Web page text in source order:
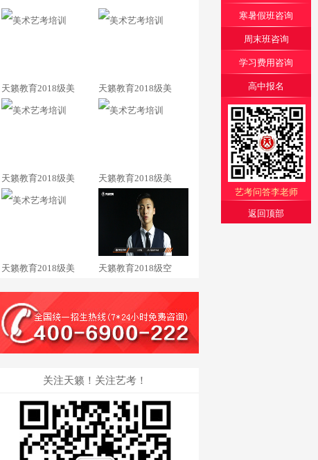
天籁教育2018级美 天籁教育2018级美
天籁教育2018级美 天籁教育2018级美
天籁教育2018级美 天籁教育2018级空
关注天籁！关注艺考！
寒暑假班咨询
周末班咨询
学习费用咨询
高中报名
艺考问答李老师
返回顶部